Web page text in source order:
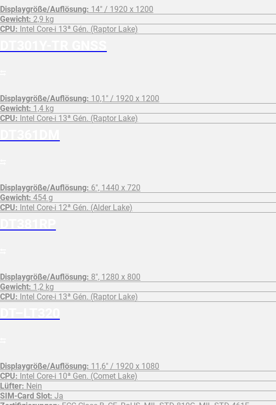
Displaygröße/Auflösung: 14″ / 1920 x 1200
Gewicht: 2,9 kg
CPU: Intel Core-i 13ª Gén. (Raptor Lake)
Displaygröße/Auflösung: 10,1" / 1920 x 1200
Gewicht: 1,4 kg
CPU: Intel Core-i 13ª Gén. (Raptor Lake)
Displaygröße/Auflösung: 6", 1440 x 720
Gewicht: 454 g
CPU: Intel Core-i 12ª Gén. (Alder Lake)
Displaygröße/Auflösung: 8", 1280 x 800
Gewicht: 1,2 kg
CPU: Intel Core-i 13ª Gén. (Raptor Lake)
Displaygröße/Auflösung: 11,6" / 1920 x 1080
CPU: Intel Core-i 10ª Gen. (Comet Lake)
Lüfter: Nein
SIM-Card Slot: Ja